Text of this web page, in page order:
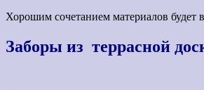
Хорошим сочетанием материалов будет
Заборы из террасной